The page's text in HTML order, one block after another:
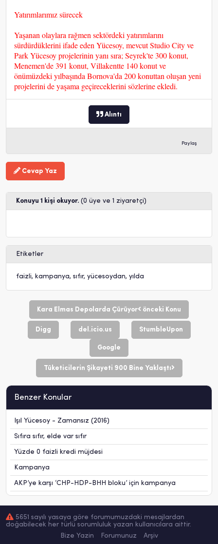
Yatırımlarımız sürecek
Yaşanan olaylara rağmen sektördeki yatırımlarını
sürdürdüklerini ifade eden Yücesoy, mevcut Studio City ve
Park Yücesoy projelerinin yanı sıra; Seyrek'te 300 konut,
Menemen'de 391 konut, Villakentte 140 konut ve
önümüzdeki yılbaşında Bornova'da 200 konuttan oluşan yeni
projelerini de yaşama geçireceklerini sözlerine ekledi.
Alıntı
Paylaş
Cevap Yaz
Konuyu 1 kişi okuyor. (0 üye ve 1 ziyaretçi)
Etiketler
faizli, kampanya, sıfır, yücesoydan, yılda
Kara Elmas Depolarda Çürüyor önceki Konu
Digg del.icio.us StumbleUpon
Google
Tüketicilerin Şikayeti 900 Bine Yaklaştı
Benzer Konular
Işıl Yücesoy - Zamansız (2016)
Sıfıra sıfır, elde var sıfır
Yüzde 0 faizli kredi müjdesi
Kampanya
AKP’ye karşı ‘CHP-HDP-BHH bloku’ için kampanya
5651 sayılı yasaya göre forumumuzdaki mesajlardan
doğabilecek her türlü sorumluluk yazan kullanıcılara aittir.
Bize Yazin
Forumunuz Arşiv